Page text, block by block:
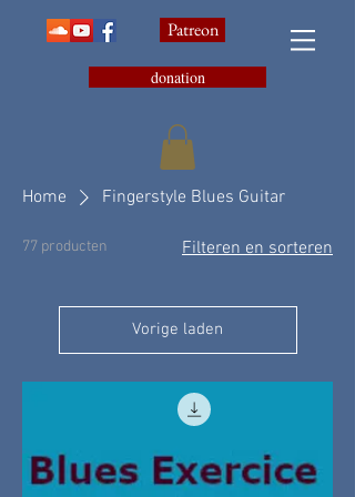
Patreon
donation
Home Fingerstyle Blues Guitar
77 producten Filteren en sorteren
Vorige laden